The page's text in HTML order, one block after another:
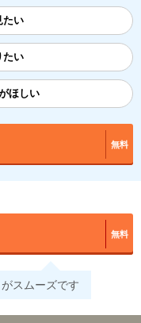
たい
たい
ほしい
無料
無料
スムーズです